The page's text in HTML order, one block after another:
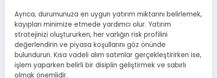
Ayrıca, durumunuza en uygun yatırım miktarını belirlemek,
kayıpları minimize etmede yardımcı olur. Yatırım
stratejinizi oluştururken, her varlığın risk profilini
değerlendirin ve piyasa koşullarını göz önünde
bulundurun. Kısa vadeli alım satımlar gerçekleştirirken ise,
işlem yaparken belirli bir disiplin geliştirmek ve sabırlı
olmak önemlidir.